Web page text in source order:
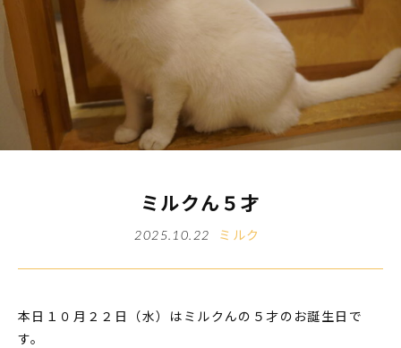
ミルクん５才
2025.10.22 ミルク
本日１０月２２日（水）はミルクんの５才のお誕生日で
す。